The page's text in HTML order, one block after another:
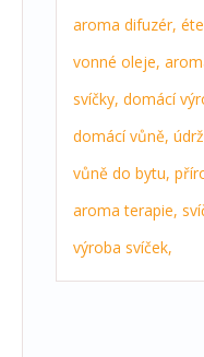
aroma difuzér,
vonné oleje,
svíčky, domácí
domácí vůně,
vůně do bytu,
aroma terapie,
výroba svíček,